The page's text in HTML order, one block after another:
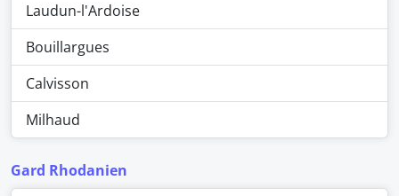
Laudun-l'Ardoise
Bouillargues
Calvisson
Milhaud
Gard Rhodanien